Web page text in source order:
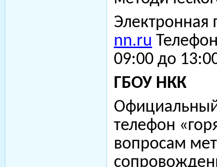
Электронная
nn.ru
09:00 до
ГБОУ НКК
телефон
вопросам